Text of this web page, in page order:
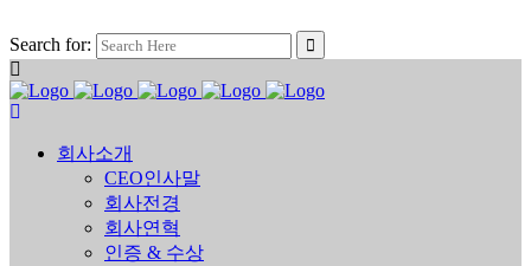
Search for:
회사소개
CEO인사말
회사전경
회사연혁
인증 & 수상